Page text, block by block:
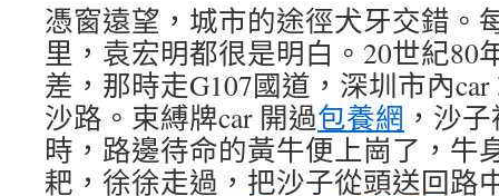
憑窗遠望，城市的途徑犬牙交錯。
里，袁宏明都很是明白。20世紀80
差，那時走G107國道，深圳市內
沙路。束縛牌car 開過包養網 ，沙
時，路邊待命的黃牛便上崗了，牛
耙，徐徐走過，把沙子從頭送回路